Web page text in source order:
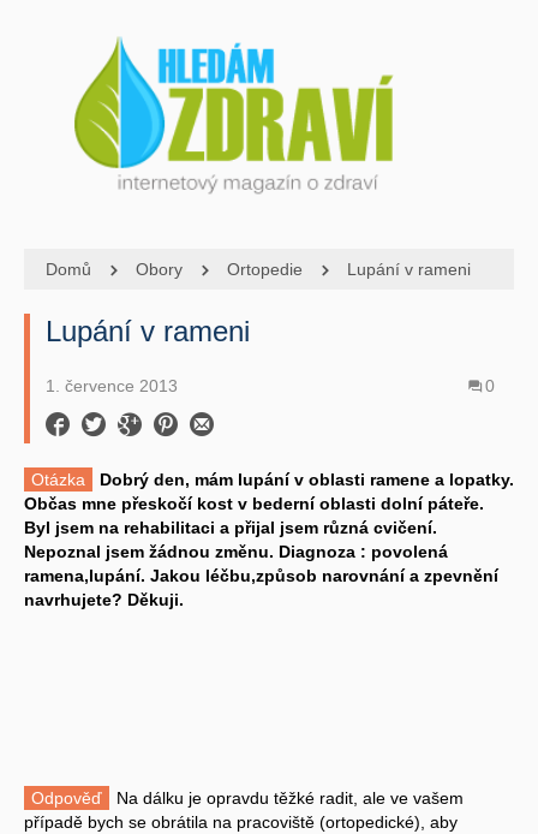
Domů Obory Ortopedie Lupání v rameni
Lupání v rameni
1. července 2013 0
Otázka
Dobrý den, mám lupání v oblasti ramene a lopatky.
Občas mne přeskočí kost v bederní oblasti dolní páteře.
Byl jsem na rehabilitaci a přijal jsem různá cvičení.
Nepoznal jsem žádnou změnu. Diagnoza : povolená
ramena,lupání. Jakou léčbu,způsob narovnání a zpevnění
navrhujete? Děkuji.
Odpověď
Na dálku je opravdu těžké radit, ale ve vašem
případě bych se obrátila na pracoviště (ortopedické), aby